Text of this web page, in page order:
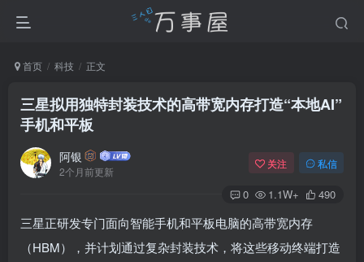
首页 科技 正文
三星拟用独特封装技术的高带宽内存打造“本地AI”
手机和平板
阿银
2个月前更新
关注 私信
0 1.1W+ 490
三星正研发专门面向智能手机和平板电脑的高带宽内存
（HBM），并计划通过复杂封装技术，将这些移动终端打造